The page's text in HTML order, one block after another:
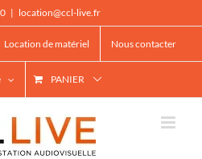
| location@ccl-live.fr
Location de matériel Nous contacter
PANIER